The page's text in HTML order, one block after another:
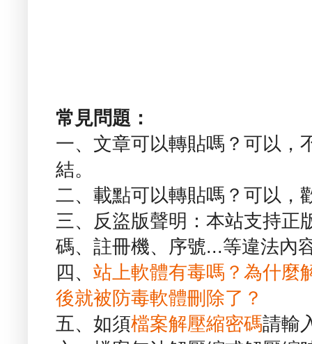
常見問題：
一、文章可以轉貼嗎？可以，
結。
二、載點可以轉貼嗎？可以，
三、反盜版聲明：本站支持正
碼、註冊機、序號...等違法內
四、 站上軟體有毒嗎？為什麼
後就被防毒軟體刪除了？
五、如須檔案解壓縮密碼請輸